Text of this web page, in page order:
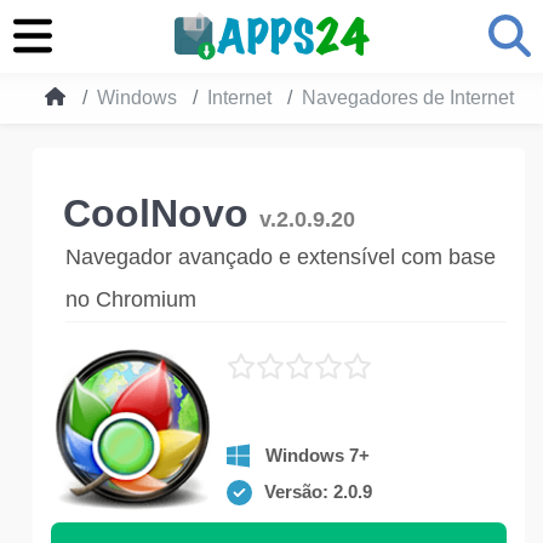
Windows Internet Navegadores de Internet
CoolNovo v.2.0.9.20
Navegador avançado e extensível com base
no Chromium
Windows 7+
Versão: 2.0.9